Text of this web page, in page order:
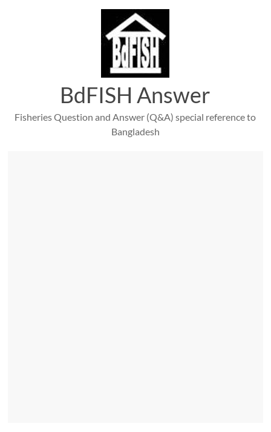
BdFISH Answer
Fisheries Question and Answer (Q&A) special reference to
Bangladesh